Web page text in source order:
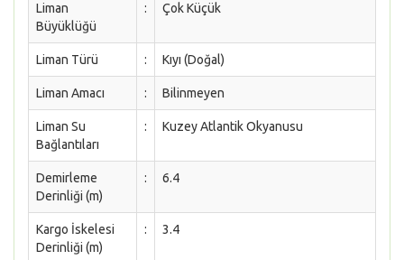
Liman
Büyüklüğü
: Çok Küçük
Liman Türü : Kıyı (Doğal)
Liman Amacı : Bilinmeyen
Liman Su
Bağlantıları
: Kuzey Atlantik Okyanusu
Demirleme
Derinliği (m)
: 6.4
Kargo İskelesi
Derinliği (m)
: 3.4